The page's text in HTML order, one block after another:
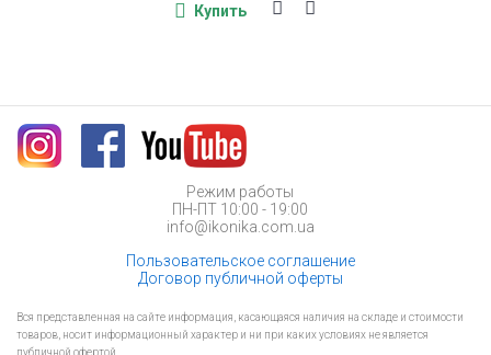
Купить
Режим работы
ПН-ПТ 10:00 - 19:00
info@ikonika.com.ua
Пользовательское соглашение
Договор публичной оферты
Вся представленная на сайте информация, касающаяся наличия на складе и стоимости
товаров, носит информационный характер и ни при каких условиях не является
публичной офертой.